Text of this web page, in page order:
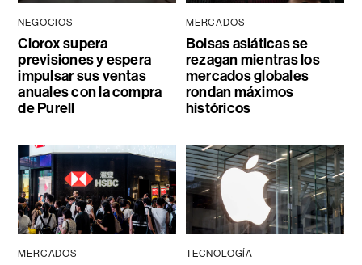
NEGOCIOS
Clorox supera
previsiones y espera
impulsar sus ventas
anuales con la compra
de Purell
MERCADOS
Bolsas asiáticas se
rezagan mientras los
mercados globales
rondan máximos
históricos
MERCADOS TECNOLOGÍA